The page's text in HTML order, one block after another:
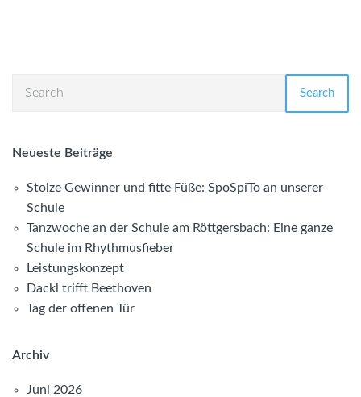
Search
Neueste Beiträge
Stolze Gewinner und fitte Füße: SpoSpiTo an unserer
Schule
Tanzwoche an der Schule am Röttgersbach: Eine ganze
Schule im Rhythmusfieber
Leistungskonzept
Dackl trifft Beethoven
Tag der offenen Tür
Archiv
Juni 2026